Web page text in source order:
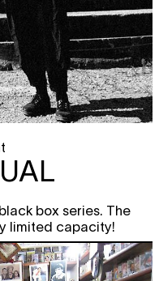
box series. The
limited capacity!